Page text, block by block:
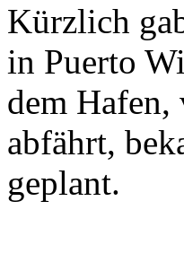
Kürzlich
in Puerto
dem Hafen,
abfährt,
geplant.